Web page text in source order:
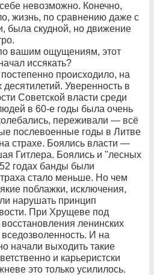
невозможно. Конечно,
жизнь, по сравнению даже с
скудной, но движение
вашим ощущениям, этот
иссякать?
происходило, на
Уверенность в
Советской власти среди
в 60-е годы была очень
переживали — всё
послевоенные годы в Литве
страхе. Боялись власти —
Гитлера. Боялись и "лесных
годах банды были
стало меньше. Но чем
поблажки, исключения,
нарушать принцип
При Хрущеве под
ленинских
И на
начали выходить такие
и карьеристски
это только усилилось.